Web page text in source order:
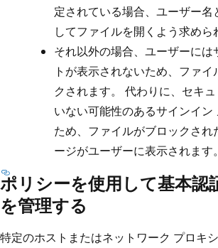
定されている場合、ユーザー名
してファイルを開くよう求めら
それ以外の場合、ユーザーに
トが表示されないため、ファ
クされます。 代わりに、セキ
いない可能性のあるサインイン
ため、ファイルがブロックされ
ージがユーザーに表示されます。
ポリシーを使用して基本認
を管理する
特定のホストまたはネットワーク プロキ